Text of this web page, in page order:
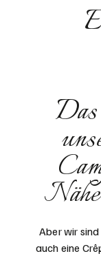
Aber wir
auch eine